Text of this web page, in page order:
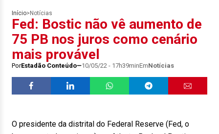
Início> Notícias
Fed: Bostic não vê aumento de
75 PB nos juros como cenário
mais provável
PorEstadão Conteúdo 10/05/22 - 17h39minEmNotícias
O presidente da distrital do Federal Reserve (Fed, o